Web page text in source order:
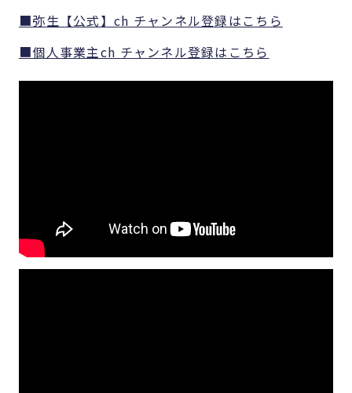
■弥生【公式】ch チャンネル登録はこちら
■個人事業主ch チャンネル登録はこちら